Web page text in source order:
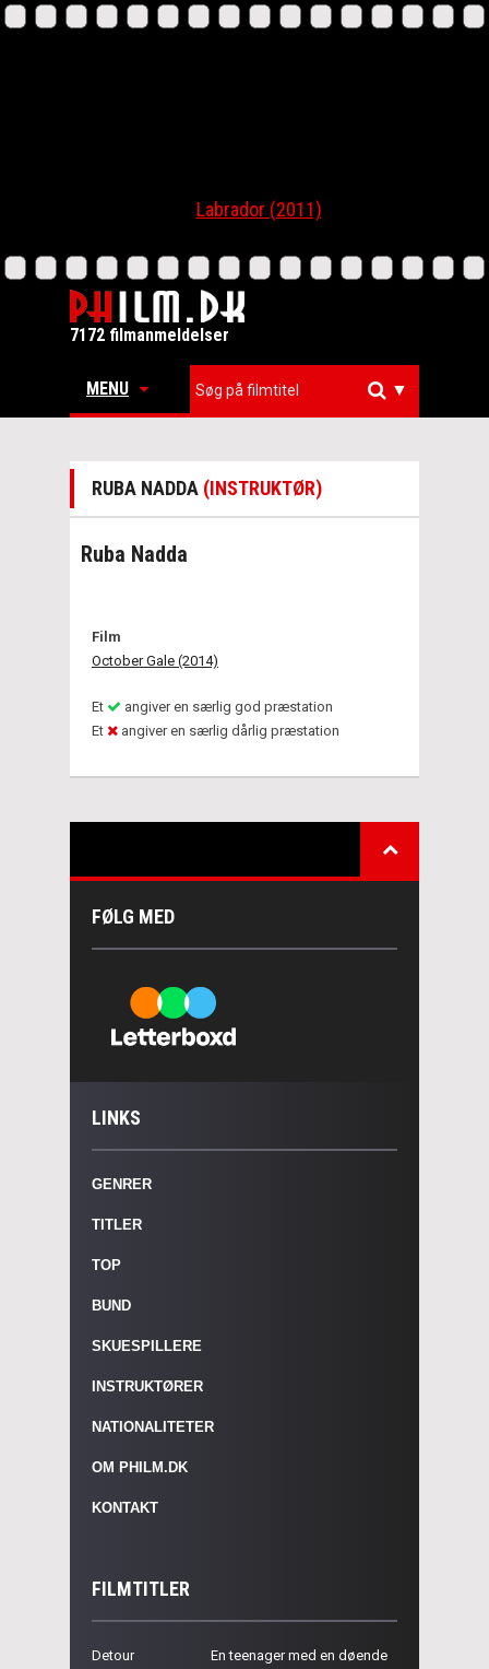
Labrador (2011)
7172 filmanmeldelser
MENU ▼
RUBA NADDA (INSTRUKTØR)
Ruba Nadda
Film
October Gale (2014)
Et
angiver en særlig god præstation
Et
angiver en særlig dårlig præstation
FØLG MED
LINKS
GENRER
TITLER
TOP
BUND
SKUESPILLERE
INSTRUKTØRER
NATIONALITETER
OM PHILM.DK
KONTAKT
FILMTITLER
Detour
En teenager med en døende